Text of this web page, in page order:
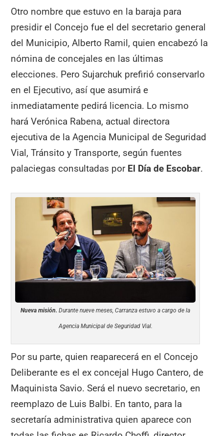
Otro nombre que estuvo en la baraja para
presidir el Concejo fue el del secretario general
del Municipio, Alberto Ramil, quien encabezó la
nómina de concejales en las últimas
elecciones. Pero Sujarchuk prefirió conservarlo
en el Ejecutivo, así que asumirá e
inmediatamente pedirá licencia. Lo mismo
hará Verónica Rabena, actual directora
ejecutiva de la Agencia Municipal de Seguridad
Vial, Tránsito y Transporte, según fuentes
palaciegas consultadas por El Día de Escobar.
Nueva misión. Durante nueve meses, Carranza estuvo a cargo de la
Agencia Municipal de Seguridad Vial.
Por su parte, quien reaparecerá en el Concejo
Deliberante es el ex concejal Hugo Cantero, de
Maquinista Savio. Será el nuevo secretario, en
reemplazo de Luis Balbi. En tanto, para la
secretaría administrativa quien aparece con